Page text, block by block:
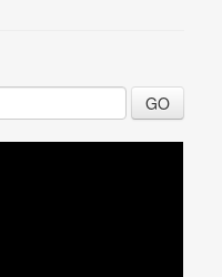
GO